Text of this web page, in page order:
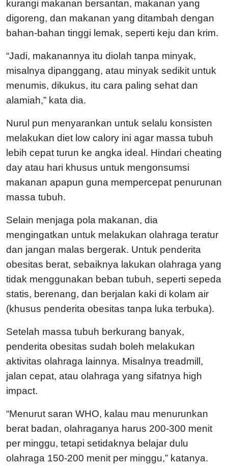
kurangi makanan bersantan, makanan yang
digoreng, dan makanan yang ditambah dengan
bahan-bahan tinggi lemak, seperti keju dan krim.
“Jadi, makanannya itu diolah tanpa minyak,
misalnya dipanggang, atau minyak sedikit untuk
menumis, dikukus, itu cara paling sehat dan
alamiah,” kata dia.
Nurul pun menyarankan untuk selalu konsisten
melakukan diet low calory ini agar massa tubuh
lebih cepat turun ke angka ideal. Hindari cheating
day atau hari khusus untuk mengonsumsi
makanan apapun guna mempercepat penurunan
massa tubuh.
Selain menjaga pola makanan, dia
mengingatkan untuk melakukan olahraga teratur
dan jangan malas bergerak. Untuk penderita
obesitas berat, sebaiknya lakukan olahraga yang
tidak menggunakan beban tubuh, seperti sepeda
statis, berenang, dan berjalan kaki di kolam air
(khusus penderita obesitas tanpa luka terbuka).
Setelah massa tubuh berkurang banyak,
penderita obesitas sudah boleh melakukan
aktivitas olahraga lainnya. Misalnya treadmill,
jalan cepat, atau olahraga yang sifatnya high
impact.
“Menurut saran WHO, kalau mau menurunkan
berat badan, olahraganya harus 200-300 menit
per minggu, tetapi setidaknya belajar dulu
olahraga 150-200 menit per minggu,” katanya.